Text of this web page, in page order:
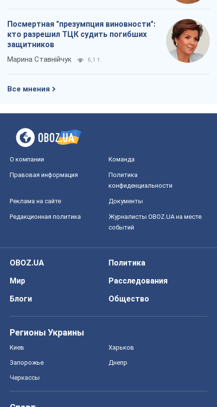
Посмертная "презумпция виновности":
кто разрешил ТЦК судить погибших
защитников
Марина Ставнійчук 6,1 т.
Все мнения
О компании Команда
Правовая информация
Политика
конфиденциальности
Реклама на сайте Документы
Редакционная политика
Журналисты OBOZ.UA на месте
событий
OBOZ.UA
Политика
Мир
Расследования
Блоги
Общество
Регионы Украины
Киев Харьков
Запорожье Днепр
Черкассы